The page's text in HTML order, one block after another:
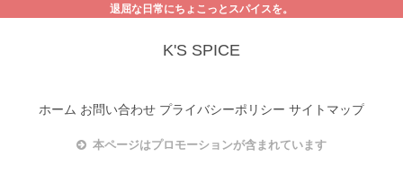
退屈な日常にちょこっとスパイスを。
K'S SPICE
ホーム お問い合わせ プライバシーポリシー サイトマップ
本ページはプロモーションが含まれています